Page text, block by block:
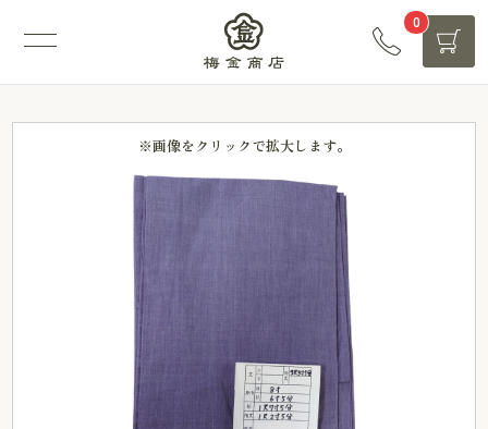
0
※画像をクリックで拡大します。